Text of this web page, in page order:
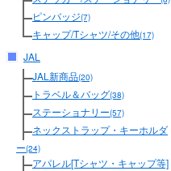
ピンバッジ(7)
キャップ/Tシャツ/その他(17)
JAL
JAL新商品(20)
トラベル＆バッグ(38)
ステーショナリー(57)
ネックストラップ・キーホルダ
ー(24)
アパレル[Tシャツ・キャップ等]